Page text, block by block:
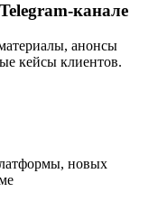
канале
анонсы
кейсы клиентов.
новых